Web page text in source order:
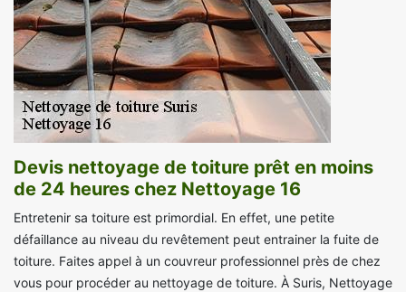
Devis nettoyage de toiture prêt en moins
de 24 heures chez Nettoyage 16
Entretenir sa toiture est primordial. En effet, une petite
défaillance au niveau du revêtement peut entrainer la fuite de
toiture. Faites appel à un couvreur professionnel près de chez
vous pour procéder au nettoyage de toiture. À Suris, Nettoyage